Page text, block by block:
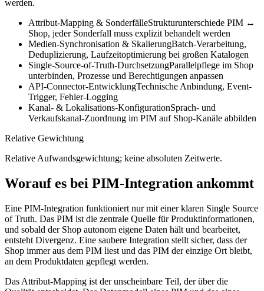
werden.
Attribut-Mapping & SonderfälleStrukturunterschiede PIM ↔
Shop, jeder Sonderfall muss explizit behandelt werden
Medien-Synchronisation & SkalierungBatch-Verarbeitung,
Deduplizierung, Laufzeitoptimierung bei großen Katalogen
Single-Source-of-Truth-DurchsetzungParallelpflege im Shop
unterbinden, Prozesse und Berechtigungen anpassen
API-Connector-EntwicklungTechnische Anbindung, Event-
Trigger, Fehler-Logging
Kanal- & Lokalisations-KonfigurationSprach- und
Verkaufskanal-Zuordnung im PIM auf Shop-Kanäle abbilden
Relative Gewichtung
Relative Aufwandsgewichtung; keine absoluten Zeitwerte.
Worauf es bei PIM-Integration ankommt
Eine PIM-Integration funktioniert nur mit einer klaren Single Source
of Truth. Das PIM ist die zentrale Quelle für Produktinformationen,
und sobald der Shop autonom eigene Daten hält und bearbeitet,
entsteht Divergenz. Eine saubere Integration stellt sicher, dass der
Shop immer aus dem PIM liest und das PIM der einzige Ort bleibt,
an dem Produktdaten gepflegt werden.
Das Attribut-Mapping ist der unscheinbare Teil, der über die